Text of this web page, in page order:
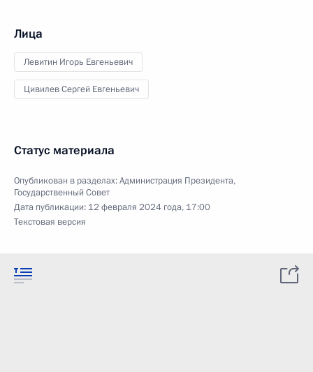
Лица
Левитин Игорь Евгеньевич
Цивилев Сергей Евгеньевич
Статус материала
Опубликован в разделах:Администрация Президента,
Государственный Совет
Дата публикации: 12 февраля 2024 года, 17:00
Текстовая версия